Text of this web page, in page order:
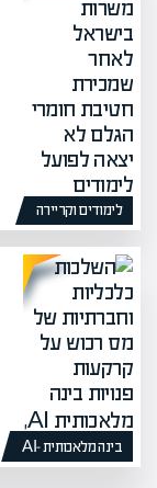
לימודים וקריירה
בינה מלאכותית -AI